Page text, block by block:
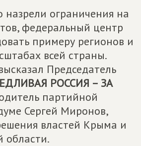
назрели ограничения на
федеральный центр
примеру регионов и
всей страны.
Председатель
РОССИЯ – ЗА
партийной
Сергей Миронов,
властей Крыма и
области.